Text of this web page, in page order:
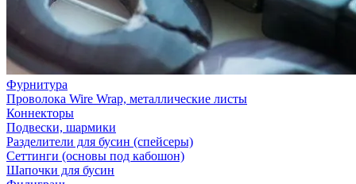
Фурнитура
Проволока Wire Wrap, металлические листы
Коннекторы
Подвески, шармики
Разделители для бусин (спейсеры)
Сеттинги (основы под кабошон)
Шапочки для бусин